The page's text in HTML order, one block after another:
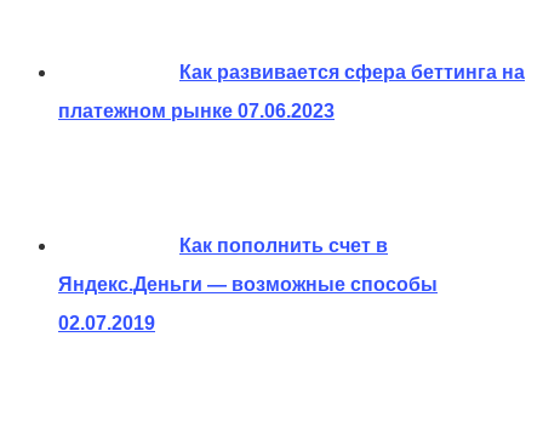
Как развивается сфера беттинга на
платежном рынке 07.06.2023
Как пополнить счет в
Яндекс.Деньги — возможные способы
02.07.2019